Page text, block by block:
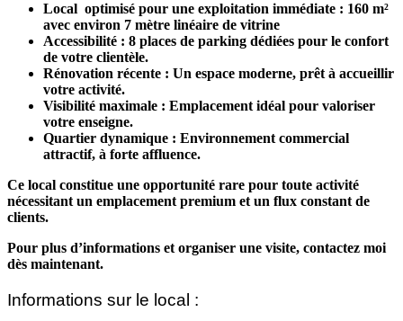
Local optimisé pour une exploitation immédiate : 160 m²
avec environ 7 mètre linéaire de vitrine
Accessibilité : 8 places de parking dédiées pour le confort
de votre clientèle.
Rénovation récente : Un espace moderne, prêt à accueillir
votre activité.
Visibilité maximale : Emplacement idéal pour valoriser
votre enseigne.
Quartier dynamique : Environnement commercial
attractif, à forte affluence.
Ce local constitue une opportunité rare pour toute activité
nécessitant un emplacement premium et un flux constant de
clients.
Pour plus d’informations et organiser une visite, contactez moi
dès maintenant.
Informations sur le local :